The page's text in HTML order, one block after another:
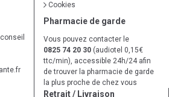
Cookies
Pharmacie de garde
Vous pouvez contacter le
0825 74 20 30 (audiotel 0,15€
ttc/min), accessible 24h/24 afin
de trouver la pharmacie de garde
la plus proche de chez vous
Retrait / Livraison